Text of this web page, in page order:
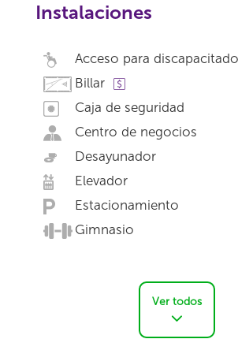
Instalaciones
Acceso para
Billar
Caja de seguridad
Centro de negocios
Desayunador
Elevador
Estacionamiento
Gimnasio
Ver todos